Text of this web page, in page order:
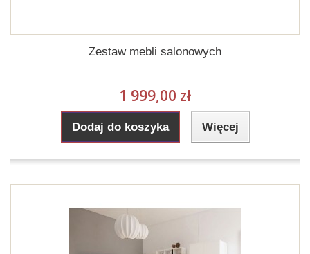
Zestaw mebli salonowych
1 999,00 zł
Dodaj do koszyka Więcej